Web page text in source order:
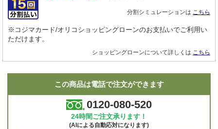
分割シミュレーションは こちら
※コジマカード/オリコショッピングローンのお支払いでご利用い
ただけます。
ショッピングローンについて詳しくは こちら
この商品は電話で注文ができます
0120-080-520
24時間ご注文承ります！
(AIによる自動応対になります)